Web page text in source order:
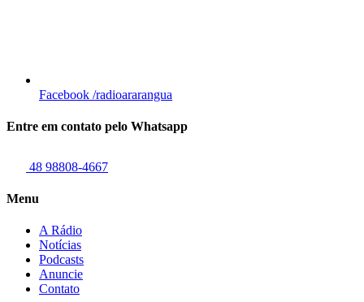
Facebook /radioararangua
Entre em contato pelo Whatsapp
48 98808-4667
Menu
A Rádio
Notícias
Podcasts
Anuncie
Contato